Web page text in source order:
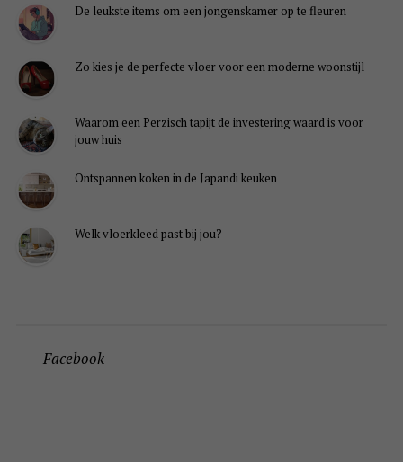
De leukste items om een jongenskamer op te fleuren
Zo kies je de perfecte vloer voor een moderne woonstijl
Waarom een Perzisch tapijt de investering waard is voor
jouw huis
Ontspannen koken in de Japandi keuken
Welk vloerkleed past bij jou?
Facebook